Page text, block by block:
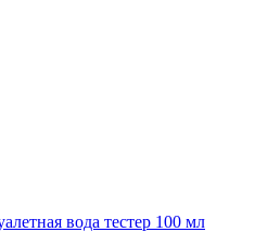
вода тестер 100 мл